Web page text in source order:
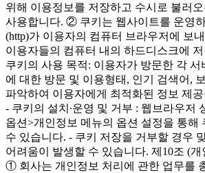
위해 이용정보를 저장하고 수시로 불러오
사용합니다. ② 쿠키는 웹사이트를 운영
(http)가 이용자의 컴퓨터 브라우저에 보
이용자들의 컴퓨터 내의 하드디스크에
쿠키의 사용 목적: 이용자가 방문한 각 서
에 대한 방문 및 이용형태, 인기 검색어,
파악하여 이용자에게 최적화된 정보 제
- 쿠키의 설치∙운영 및 거부 : 웹브라우저
옵션>개인정보 메뉴의 옵션 설정을 통해
수 있습니다. - 쿠키 저장을 거부할 경우
어려움이 발생할 수 있습니다. 제10조 (
① 회사는 개인정보 처리에 관한 업무를